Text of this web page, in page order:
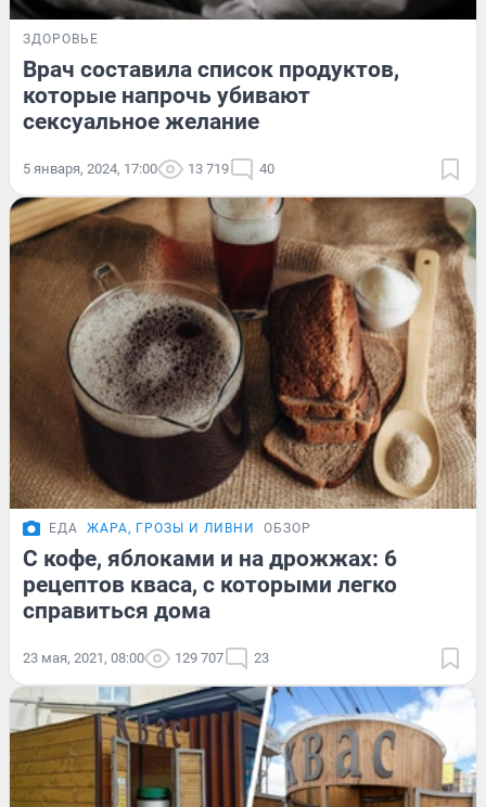
ЗДОРОВЬЕ
Врач составила список продуктов,
которые напрочь убивают
сексуальное желание
5 января, 2024, 17:00 13 719 40
ЕДА ЖАРА, ГРОЗЫ И ЛИВНИ ОБЗОР
С кофе, яблоками и на дрожжах: 6
рецептов кваса, с которыми легко
справиться дома
23 мая, 2021, 08:00 129 707 23